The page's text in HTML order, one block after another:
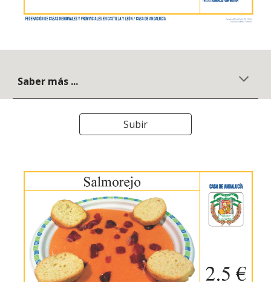
Saber más ...
Subir